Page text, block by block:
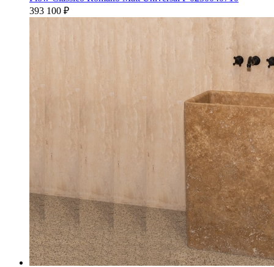
393 100 ₽